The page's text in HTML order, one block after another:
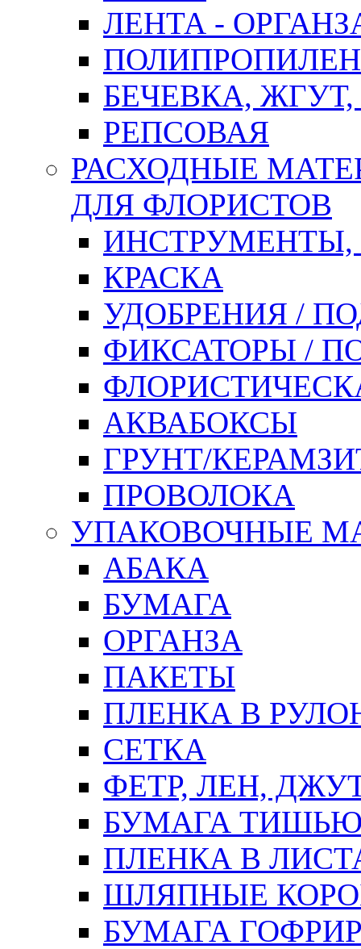
ЛЕНТА -
БЕЧЕВКА,
РЕПСОВАЯ
РАСХОДНЫЕ
ДЛЯ ФЛОРИСТОВ
ИНСТРУМЕНТЫ,
КРАСКА
УДОБРЕНИЯ /
ФИКСАТОРЫ /
АКВАБОКСЫ
ГРУНТ/
ПРОВОЛОКА
УПАКОВОЧНЫЕ
АБАКА
БУМАГА
ОРГАНЗА
ПАКЕТЫ
ПЛЕНКА В
СЕТКА
ФЕТР, ЛЕН,
БУМАГА
ПЛЕНКА В
ШЛЯПНЫЕ
БУМАГА